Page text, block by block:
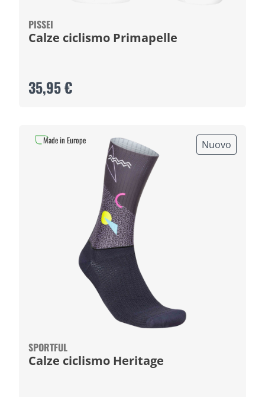
PISSEI
Calze ciclismo Primapelle
35,95 €
Nuovo
SPORTFUL
Calze ciclismo Heritage
Made in Europe